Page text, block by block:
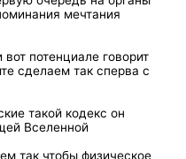
мечтания
потенциале говорит
сделаем так сперва с
такой кодекс он
Вселенной
так чтобы физическое